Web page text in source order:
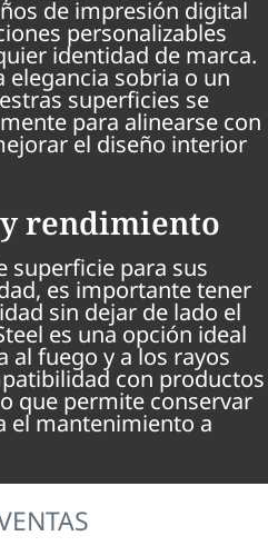
de impresión digital
personalizables
identidad de marca.
elegancia sobria o un
superficies se
para alinearse con
el diseño interior
rendimiento
superficie para sus
es importante tener
sin dejar de lado el
es una opción ideal
al fuego y a los rayos
con productos
que permite conservar
el mantenimiento a